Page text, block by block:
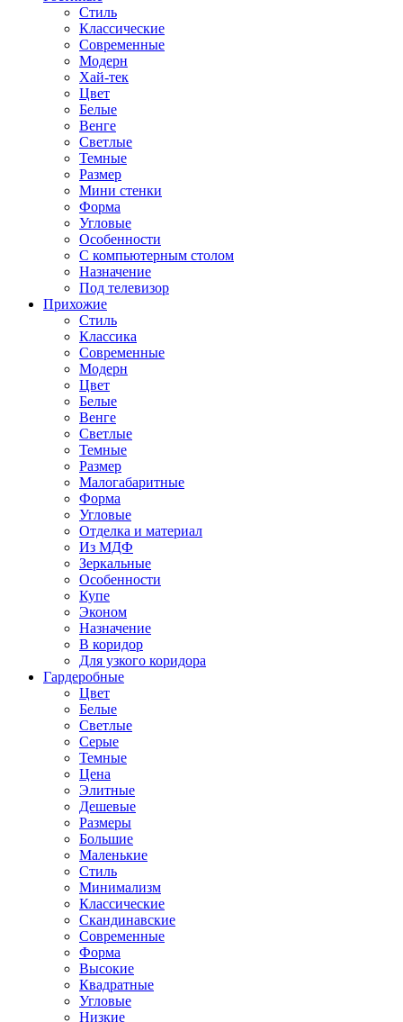
Стиль
Классические
Современные
Модерн
Хай-тек
Цвет
Белые
Венге
Светлые
Темные
Размер
Мини стенки
Форма
Угловые
Особенности
С компьютерным столом
Назначение
Под телевизор
Прихожие
Стиль
Классика
Современные
Модерн
Цвет
Белые
Венге
Светлые
Темные
Размер
Малогабаритные
Форма
Угловые
Отделка и материал
Из МДФ
Зеркальные
Особенности
Купе
Эконом
Назначение
В коридор
Для узкого коридора
Гардеробные
Цвет
Белые
Светлые
Серые
Темные
Цена
Элитные
Дешевые
Размеры
Большие
Маленькие
Стиль
Минимализм
Классические
Скандинавские
Современные
Форма
Высокие
Квадратные
Угловые
Низкие